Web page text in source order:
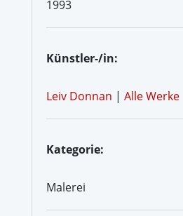
1993
Künstler-/in:
Leiv Donnan | Alle Werke
Kategorie:
Malerei